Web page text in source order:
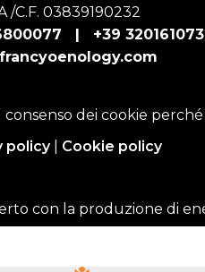
/C.F. 03839190232
| +39
dei cookie
policy| Cookie policy
con la produzione di